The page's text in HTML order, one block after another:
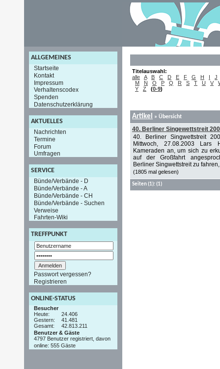
ALLGEMEINES
Startseite
Kontakt
Impressum
Verhaltenscodex
Spenden
Datenschutzerklärung
AKTUELLES
Nachrichten
Termine
Forum
Umfragen
SERVICE
Bünde/Verbände - D
Bünde/Verbände - A
Bünde/Verbände - CH
Bünde/Verbände - Suchen
Verweise
Fahrten-Wiki
TREFFPUNKT
Passwort vergessen?
Registrieren
ONLINE-STATUS
Besucher
Heute:
24.406
Gestern:
41.481
Gesamt:
42.813.211
Benutzer & Gäste
4797 Benutzer registriert, davon
online: 555 Gäste
Titelauswahl:
alle
A B C D E F G H I
J
M
N O P Q R S T U V
Y
Z (0-9)
Artikel » Übersicht
40. Berliner Singewettstreit
40. Berliner Singwettstreit
Mittwoch, 27.08.2003
Kameraden an, um sich zu
auf der Großfahrt
Berliner Singwettstreit zu
(1805 mal gelesen)
Seiten(1): (1)